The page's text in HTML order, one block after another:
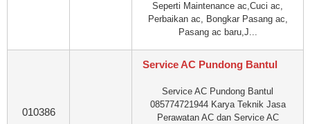
Seperti Maintenance ac,Cuci ac,
Perbaikan ac, Bongkar Pasang ac,
Pasang ac baru,J...
010386
Service AC Pundong Bantul
Service AC Pundong Bantul
085774721944 Karya Teknik Jasa
Perawatan AC dan Service AC